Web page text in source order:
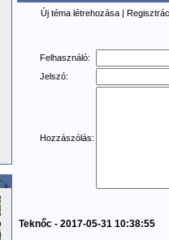
Új téma létrehozása |
Felhasználó:
Jelszó:
Hozzászólás:
Teknőc - 2017-05-31 10:38:55